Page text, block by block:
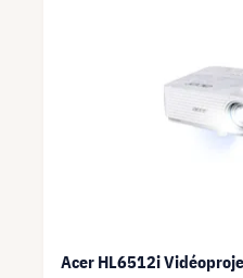
Acer HL6512i